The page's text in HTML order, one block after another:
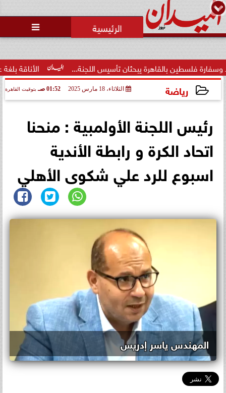

الأناقة بلغة عصرية.. فاطمة محمد تأسيس اللجنة...
رياضة الثلاثاء، 18 مارس 2025 01:52 صـ بتوقيت القاهرة
رئيس اللجنة الأولمبية : منحنا
اتحاد الكرة و رابطة الأندية
اسبوع للرد علي شكوى الأهلي
المهندس ياسر إدريس
حالة غليان في نادي الشيخ زايد:
اتهامات للجنة المؤقتة بـ ”التواطؤ”